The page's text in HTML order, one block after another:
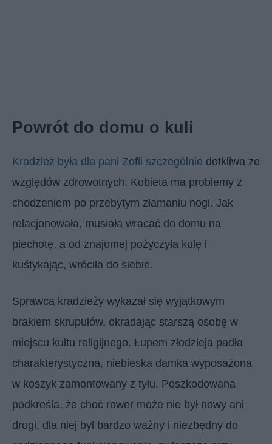
Powrót do domu o kuli
Kradzież była dla pani Zofii szczególnie dotkliwa ze
względów zdrowotnych. Kobieta ma problemy z
chodzeniem po przebytym złamaniu nogi. Jak
relacjonowała, musiała wracać do domu na
piechotę, a od znajomej pożyczyła kulę i
kuśtykając, wróciła do siebie.
Sprawca kradzieży wykazał się wyjątkowym
brakiem skrupułów, okradając starszą osobę w
miejscu kultu religijnego. Łupem złodzieja padła
charakterystyczna, niebieska damka wyposażona
w koszyk zamontowany z tyłu. Poszkodowana
podkreśla, że choć rower może nie był nowy ani
drogi, dla niej był bardzo ważny i niezbędny do